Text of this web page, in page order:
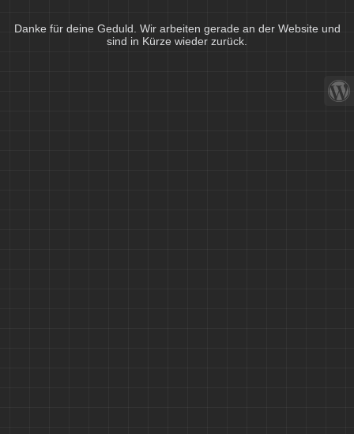
Danke für deine Geduld. Wir arbeiten gerade an der Website und
sind in Kürze wieder zurück.